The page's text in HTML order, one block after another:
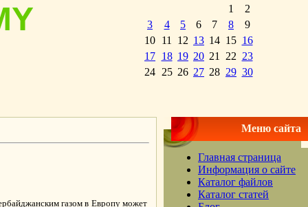
1
2
3
4 5 6 7 8
9
10 11 12 13 14 15 16
17 18 19 20 21 22 23
24 25 26 27 28 29 30
газом в Европу может
Меню сайта
Главная страница
Информация о сайте
Каталог файлов
Каталог статей